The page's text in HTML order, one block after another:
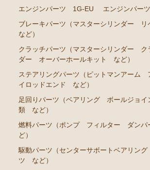
エンジンパーツ 6M-GEU MS125
エンジンパーツ M-TEU
エンジンパーツ 1G-GZEU
エンジンパーツ 1G-GEU
エンジンパーツ 1G-EU
エンジンパーツ（マウント 他）
冷却パーツ（ポンプ サーモスタ
ンカップリング ホース類 など）
ブレーキパーツ（マスターシリンダ
ト ホース など）
クラッチパーツ（マスターシリンダ
エンジンパーツ 1G-EU
エンジンパー
ブレーキパーツ（マスターシリンダー
など）
クラッチパーツ（マスターシリンダー ク
ダー オーバーホールキット など）
ステアリングパーツ（ピットマンアーム
イロッドエンド など）
足回りパーツ（ベアリング ボールジョイ
類 など）
燃料パーツ（ポンプ フィルター ダンパ
ど）
駆動パーツ（センターサポートベアリン
ツ など）